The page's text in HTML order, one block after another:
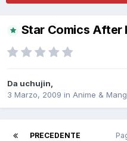
Star Comics After
Da uchujin,
3 Marzo, 2009 in Anime &
PRECEDENTE